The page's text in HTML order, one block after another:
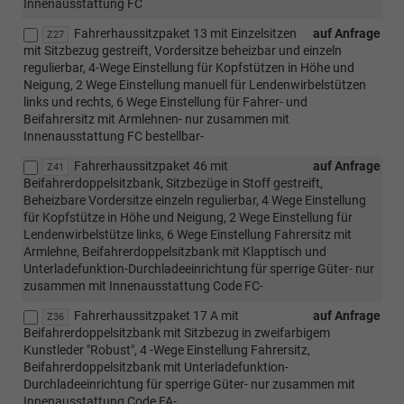
Innenausstattung FC
Z27 auf Anfrage
Fahrerhaussitzpaket 13 mit Einzelsitzen
mit Sitzbezug gestreift, Vordersitze beheizbar und einzeln
regulierbar, 4-Wege Einstellung für Kopfstützen in Höhe und
Neigung, 2 Wege Einstellung manuell für Lendenwirbelstützen
links und rechts, 6 Wege Einstellung für Fahrer- und
Beifahrersitz mit Armlehnen- nur zusammen mit
Innenausstattung FC bestellbar-
Z41 auf Anfrage
Fahrerhaussitzpaket 46 mit
Beifahrerdoppelsitzbank, Sitzbezüge in Stoff gestreift,
Beheizbare Vordersitze einzeln regulierbar, 4 Wege Einstellung
für Kopfstütze in Höhe und Neigung, 2 Wege Einstellung für
Lendenwirbelstütze links, 6 Wege Einstellung Fahrersitz mit
Armlehne, Beifahrerdoppelsitzbank mit Klapptisch und
Unterladefunktion-Durchladeeinrichtung für sperrige Güter- nur
zusammen mit Innenausstattung Code FC-
Z36 auf Anfrage
Fahrerhaussitzpaket 17 A mit
Beifahrerdoppelsitzbank mit Sitzbezug in zweifarbigem
Kunstleder "Robust", 4 -Wege Einstellung Fahrersitz,
Beifahrerdoppelsitzbank mit Unterladefunktion-
Durchladeeinrichtung für sperrige Güter- nur zusammen mit
Innenausstattung Code FA-